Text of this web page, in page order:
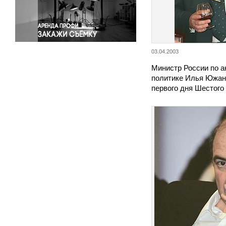
Экология
Экономика и бизнес
03.04.2003
Министр России по
политике Илья
первого дня